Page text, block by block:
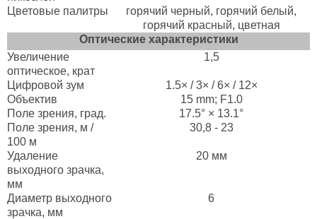
Цветовые палитры
горячий черный, горячий белый,
горячий красный, цветная
Оптические характеристики
Увеличение
оптическое, крат
1,5
Цифровой зум
1.5× / 3× / 6× / 12×
Объектив
15 mm; F1.0
Поле зрения, град.
17.5° × 13.1°
Поле зрения, м /
100 м
30,8 - 23
Удаление
выходного зрачка,
мм
20 мм
Диаметр выходного
зрачка, мм
6